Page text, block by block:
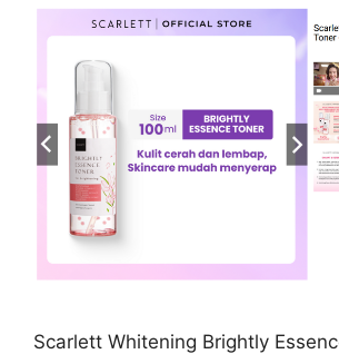
Scarlett Whitening Brightly